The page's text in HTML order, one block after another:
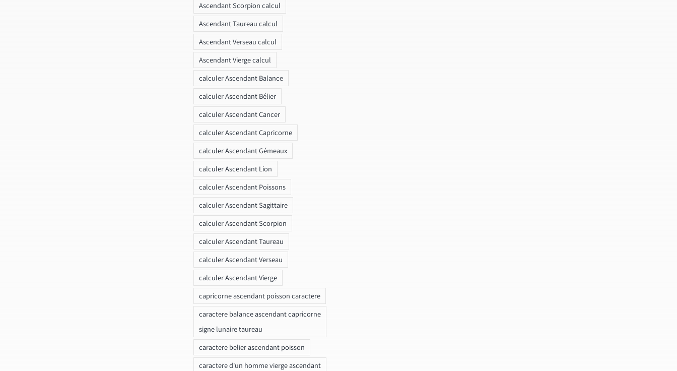
Ascendant Scorpion calcul
Ascendant Taureau calcul
Ascendant Verseau calcul
Ascendant Vierge calcul
calculer Ascendant Balance
calculer Ascendant Bélier
calculer Ascendant Cancer
calculer Ascendant Capricorne
calculer Ascendant Gémeaux
calculer Ascendant Lion
calculer Ascendant Poissons
calculer Ascendant Sagittaire
calculer Ascendant Scorpion
calculer Ascendant Taureau
calculer Ascendant Verseau
calculer Ascendant Vierge
capricorne ascendant poisson caractere
caractere balance ascendant capricorne
signe lunaire taureau
caractere belier ascendant poisson
caractere d'un homme vierge ascendant